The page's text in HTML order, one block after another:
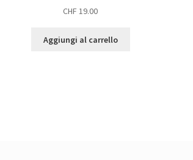
CHF 19.00
Aggiungi al carrello